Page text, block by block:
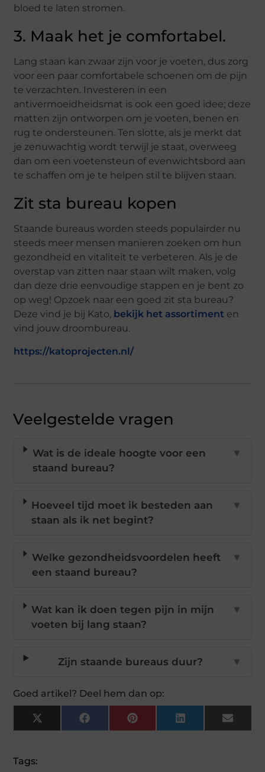
bloed te laten stromen.
3. Maak het je comfortabel.
Lang staan kan zwaar zijn voor je voeten, dus zorg
voor een paar comfortabele schoenen om de pijn
te verzachten. Investeren in een
antivermoeidheidsmat is ook een goed idee; deze
matten zijn ontworpen om je voeten, benen en
rug te ondersteunen. Ten slotte, als je merkt dat
je zenuwachtig wordt terwijl je staat, overweeg
dan om een voetensteun of evenwichtsbord aan
te schaffen om je te helpen stil te blijven staan.
Zit sta bureau kopen
Staande bureaus worden steeds populairder nu
steeds meer mensen manieren zoeken om hun
gezondheid en vitaliteit te verbeteren. Als je de
overstap van zitten naar staan wilt maken, volg
dan deze drie eenvoudige stappen en je bent zo
op weg! Opzoek naar een goed zit sta bureau?
Deze vind je bij Kato, bekijk het assortiment en
vind jouw droombureau.
https://katoprojecten.nl/
Veelgestelde vragen
Wat is de ideale hoogte voor een
staand bureau?
▼
Hoeveel tijd moet ik besteden aan
staan als ik net begint?
▼
Welke gezondheidsvoordelen heeft
een staand bureau?
▼
Wat kan ik doen tegen pijn in mijn
voeten bij lang staan?
▼
Zijn staande bureaus duur? ▼
Goed artikel? Deel hem dan op:
X
(Twitter)
FacebookPinterestLinkedInEmail
Tags: